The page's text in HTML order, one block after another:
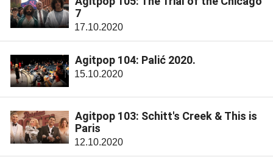
7
17.10.2020
Agitpop 104: Palić 2020.
15.10.2020
Agitpop 103: Schitt's Creek & This is
Paris
12.10.2020